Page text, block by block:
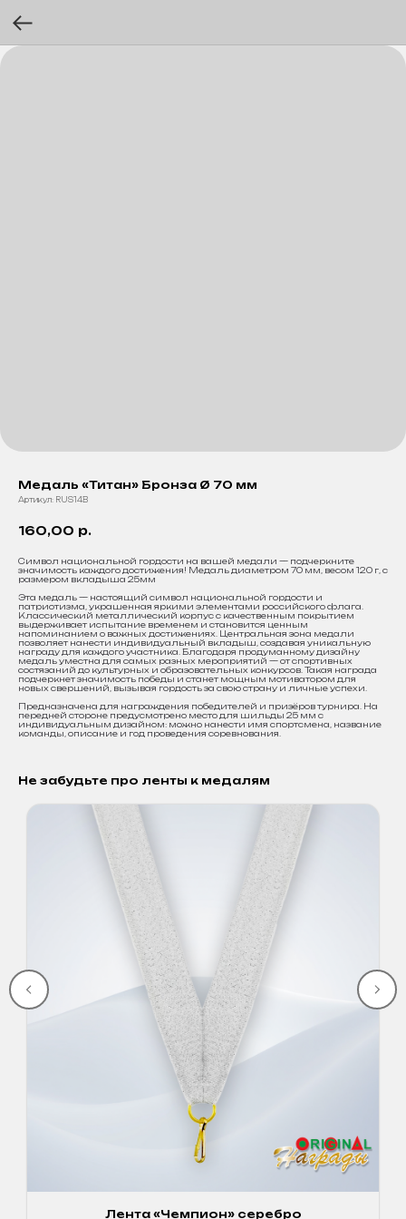
Медаль «Титан» Бронза Ø 70 мм
Артикул: RUS14B
160,00 р.
Символ национальной гордости на вашей медали — подчеркните
значимость каждого достижения! Медаль диаметром 70 мм, весом 120 г, с
размером вкладыша 25мм
Эта медаль — настоящий символ национальной гордости и
патриотизма, украшенная яркими элементами российского флага.
Классический металлический корпус с качественным покрытием
выдерживает испытание временем и становится ценным
напоминанием о важных достижениях. Центральная зона медали
позволяет нанести индивидуальный вкладыш, создавая уникальную
награду для каждого участника. Благодаря продуманному дизайну
медаль уместна для самых разных мероприятий — от спортивных
состязаний до культурных и образовательных конкурсов. Такая награда
подчеркнет значимость победы и станет мощным мотиватором для
новых свершений, вызывая гордость за свою страну и личные успехи.
Предназначена для награждения победителей и призёров турнира. На
передней стороне предусмотрено место для шильды 25 мм с
индивидуальным дизайном: можно нанести имя спортсмена, название
команды, описание и год проведения соревнования.
Не забудьте про ленты к медалям
Лента «Чемпион» серебро